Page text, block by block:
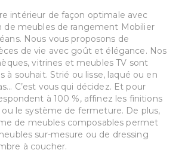
intérieur de façon optimale avec
de meubles de rangement Mobilier
Nous vous proposons de
de vie avec goût et élégance. Nos
vitrines et meubles TV sont
à souhait. Strié ou lisse, laqué ou en
C’est vous qui décidez. Et pour
à 100 %, affinez les finitions
ou le système de fermeture. De plus,
de meubles composables permet
sur-mesure ou de dressing
à coucher.